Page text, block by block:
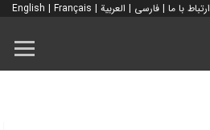
ارتباط با ما | فارسی | العربية |
English | Français